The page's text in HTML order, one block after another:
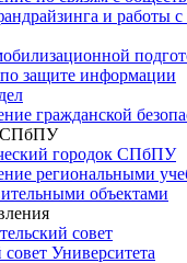
и работы
защите информации
гражданской
СПбПУ
городок СПбПУ
региональными
объектами
совет
Университета